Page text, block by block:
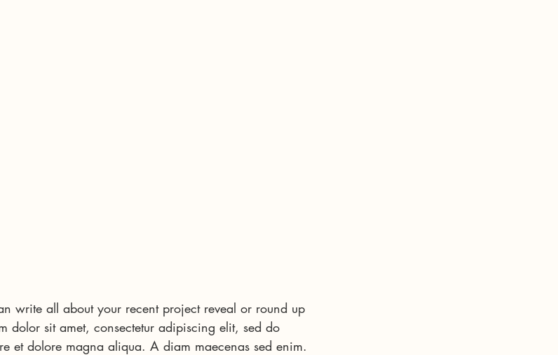
write all about your recent project reveal or round up
dolor sit amet, consectetur adipiscing elit, sed do
et dolore magna aliqua. A diam maecenas sed enim.